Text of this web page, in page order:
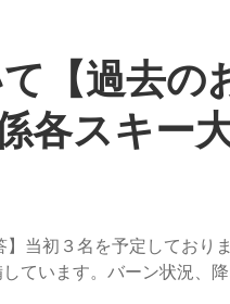
【過去の
各スキー
】当初３名を予定しており
ています。バーン状況、